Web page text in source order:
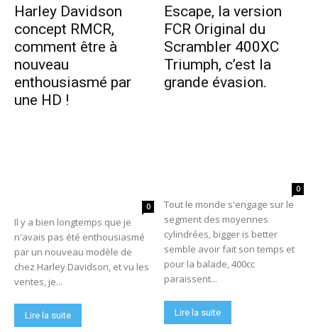
Harley Davidson
concept RMCR,
comment être à
nouveau
enthousiasmé par
une HD !
0
Il y a bien longtemps que je
n'avais pas été enthousiasmé
par un nouveau modèle de
chez Harley Davidson, et vu les
ventes, je...
Lire la suite
Escape, la version
FCR Original du
Scrambler 400XC
Triumph, c’est la
grande évasion.
0
Tout le monde s'engage sur le
segment des moyennes
cylindrées, bigger is better
semble avoir fait son temps et
pour la balade, 400cc
paraissent...
Lire la suite